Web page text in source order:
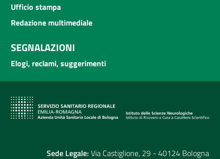
Ufficio stampa
Redazione multimediale
SEGNALAZIONI
Elogi, reclami, suggerimenti
Sede Legale: Via Castiglione, 29 - 40124 Bologna